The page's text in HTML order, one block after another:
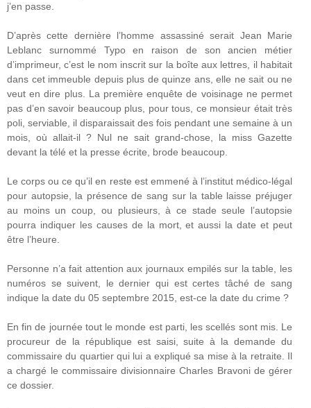
j’en passe.
D’après cette dernière l’homme assassiné serait Jean Marie
Leblanc surnommé Typo en raison de son ancien métier
d’imprimeur, c’est le nom inscrit sur la boîte aux lettres, il habitait
dans cet immeuble depuis plus de quinze ans, elle ne sait ou ne
veut en dire plus. La première enquête de voisinage ne permet
pas d’en savoir beaucoup plus, pour tous, ce monsieur était très
poli, serviable, il disparaissait des fois pendant une semaine à un
mois, où allait-il ? Nul ne sait grand-chose, la miss Gazette
devant la télé et la presse écrite, brode beaucoup.
Le corps ou ce qu’il en reste est emmené à l’institut médico-légal
pour autopsie, la présence de sang sur la table laisse préjuger
au moins un coup, ou plusieurs, à ce stade seule l’autopsie
pourra indiquer les causes de la mort, et aussi la date et peut
être l’heure.
Personne n’a fait attention aux journaux empilés sur la table, les
numéros se suivent, le dernier qui est certes tâché de sang
indique la date du 05 septembre 2015, est-ce la date du crime ?
En fin de journée tout le monde est parti, les scellés sont mis. Le
procureur de la république est saisi, suite à la demande du
commissaire du quartier qui lui a expliqué sa mise à la retraite. Il
a chargé le commissaire divisionnaire Charles Bravoni de gérer
ce dossier.